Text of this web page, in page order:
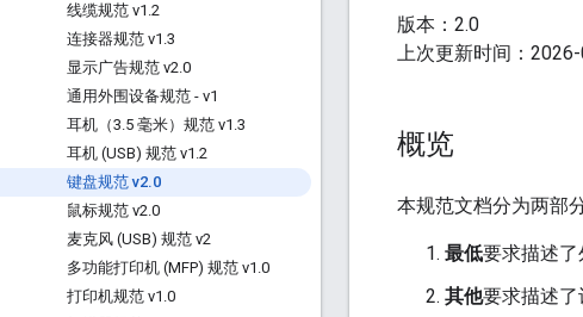
线缆规范 v1 .2
连接器规范 v1 .3
显示广告规范 v2.0
通用外围设备规范 - v1
耳机（3.5 毫米）规范 v1 .3
耳机 (USB) 规范 v1 .2
键盘规范 v2.0
鼠标规范 v2.0
麦克风 (USB) 规范 v2
多功能打印机 (MFP) 规范 v1 .0
打印机规范 v1 .0
版本：2.0
上次更新时间：
概览
本规范文档分为两部
最低要求描述了
其他要求描述了